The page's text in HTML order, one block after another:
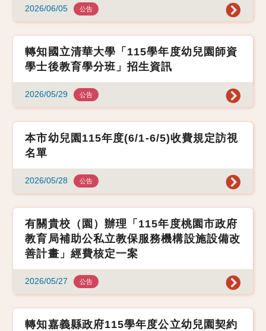
2026/06/05 公告
轉知國立清華大學「115學年度幼兒園師資
學士後教育學分班」招生資訊
2026/05/29 公告
本市幼兒園115年度(6/1-6/5)收費規定訪視
名單
2026/05/28 公告
有關貴校（園）辦理「115年度桃園市政府
教育局補助公私立教保服務機構設施設備改
善計畫」經費核定一案
2026/05/27 公告
轉知嘉義縣政府115學年度公立幼兒園契約